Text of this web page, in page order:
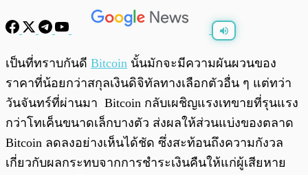
พร้อมเล่น
เป็นที่ทราบกันดี Bitcoin นั้นมักจะมีความผันผวนของ
ราคาที่น้อยกว่าสกุลเงินดิจิทัลทางเลือกตัวอื่น ๆ แต่ทว่า
วันจันทร์ที่ผ่านมา Bitcoin กลับเผชิญแรงเทขายที่รุนแรง
กว่าโทเค็นขนาดเล็กบางตัว ส่งผลให้ส่วนแบ่งของตลาด
Bitcoin ลดลงอย่างเห็นได้ชัด ซึ่งสะท้อนถึงความกังวล
เกี่ยวกับผลกระทบจากการชำระเงินคืนให้แก่ผู้เสียหาย